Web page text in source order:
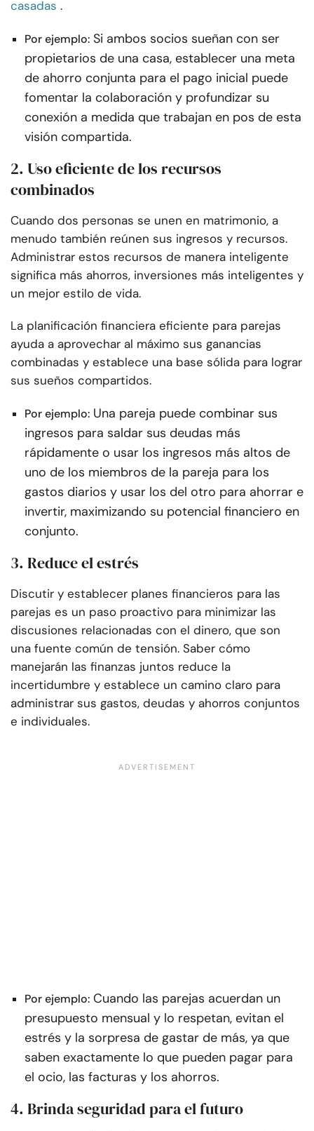
casadas .
Por ejemplo: Si ambos socios sueñan con ser
propietarios de una casa, establecer una meta
de ahorro conjunta para el pago inicial puede
fomentar la colaboración y profundizar su
conexión a medida que trabajan en pos de esta
visión compartida.
2. Uso eficiente de los recursos
combinados
Cuando dos personas se unen en matrimonio, a
menudo también reúnen sus ingresos y recursos.
Administrar estos recursos de manera inteligente
significa más ahorros, inversiones más inteligentes y
un mejor estilo de vida.
La planificación financiera eficiente para parejas
ayuda a aprovechar al máximo sus ganancias
combinadas y establece una base sólida para lograr
sus sueños compartidos.
Por ejemplo: Una pareja puede combinar sus
ingresos para saldar sus deudas más
rápidamente o usar los ingresos más altos de
uno de los miembros de la pareja para los
gastos diarios y usar los del otro para ahorrar e
invertir, maximizando su potencial financiero en
conjunto.
3. Reduce el estrés
Discutir y establecer planes financieros para las
parejas es un paso proactivo para minimizar las
discusiones relacionadas con el dinero, que son
una fuente común de tensión. Saber cómo
manejarán las finanzas juntos reduce la
incertidumbre y establece un camino claro para
administrar sus gastos, deudas y ahorros conjuntos
e individuales.
Por ejemplo: Cuando las parejas acuerdan un
presupuesto mensual y lo respetan, evitan el
estrés y la sorpresa de gastar de más, ya que
saben exactamente lo que pueden pagar para
el ocio, las facturas y los ahorros.
4. Brinda seguridad para el futuro